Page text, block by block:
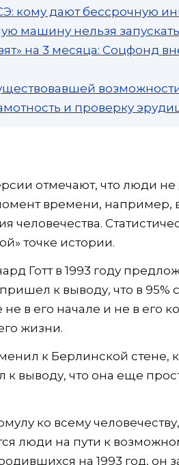
кому дают бессрочную
машину нельзя
на 3 месяца: Соцфонд
и проверку
отмечают, что люди
времени, например,
человечества.
точке истории.
Готт в 1993 году
к выводу, что в 95%
в его начале и не в его
жизни.
к Берлинской стене,
выводу, что она еще
ко всему
люди на пути к
на 1993 год, он